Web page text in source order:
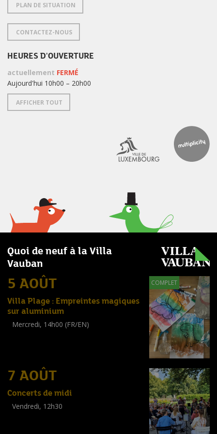
PLAN DE SITUATION
CONTACTEZ-NOUS
HEURES D'OUVERTURE
actuellement FERMÉ
Aujourd'hui 10h00 – 20h00
AFFICHER TOUT
Quoi de neuf à la Villa
Vauban
5 AOÛT COMPLET
Villa Plage : Empreintes magiques
sur aluminium
Mercredi, 14h00 (FR/EN)
7 AOÛT
Concerts de midi
Vendredi, 12h30